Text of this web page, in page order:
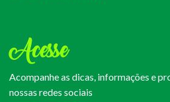
Acesse
Acompanhe as dicas, informações e
nossas redes sociais